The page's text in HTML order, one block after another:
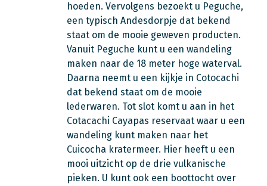
hoeden. Vervolgens bezoekt u Peguche,
een typisch Andesdorpje dat bekend
staat om de mooie geweven producten.
Vanuit Peguche kunt u een wandeling
maken naar de 18 meter hoge waterval.
Daarna neemt u een kijkje in Cotocachi
dat bekend staat om de mooie
lederwaren. Tot slot komt u aan in het
Cotacachi Cayapas reservaat waar u een
wandeling kunt maken naar het
Cuicocha kratermeer. Hier heeft u een
mooi uitzicht op de drie vulkanische
pieken. U kunt ook een boottocht over